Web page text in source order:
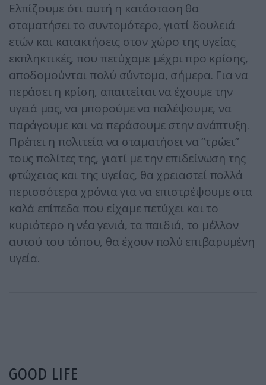
Ελπίζουμε ότι αυτή η κατάσταση θα
σταματήσει το συντομότερο, γιατί δουλειά
ετών και κατακτήσεις στον χώρο της υγείας
εκπληκτικές, που πετύχαμε μέχρι προ κρίσης,
αποδομούνται πολύ σύντομα, σήμερα. Για να
περάσει η κρίση, απαιτείται να έχουμε την
υγειά μας, να μπορούμε να παλέψουμε, να
παράγουμε και να περάσουμε στην ανάπτυξη.
Πρέπει η πολιτεία να σταματήσει να “τρώει”
τους πολίτες της, γιατί με την επιδείνωση της
φτώχειας και της υγείας, θα χρειαστεί πολλά
περισσότερα χρόνια για να επιστρέψουμε στα
καλά επίπεδα που είχαμε πετύχει και το
κυριότερο η νέα γενιά, τα παιδιά, το μέλλον
αυτού του τόπου, θα έχουν πολύ επιβαρυμένη
υγεία.
GOOD LIFE